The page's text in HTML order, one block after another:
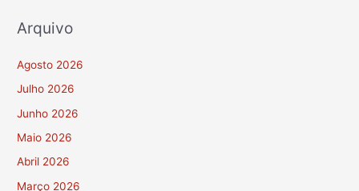
Arquivo
Agosto 2026
Julho 2026
Junho 2026
Maio 2026
Abril 2026
Março 2026